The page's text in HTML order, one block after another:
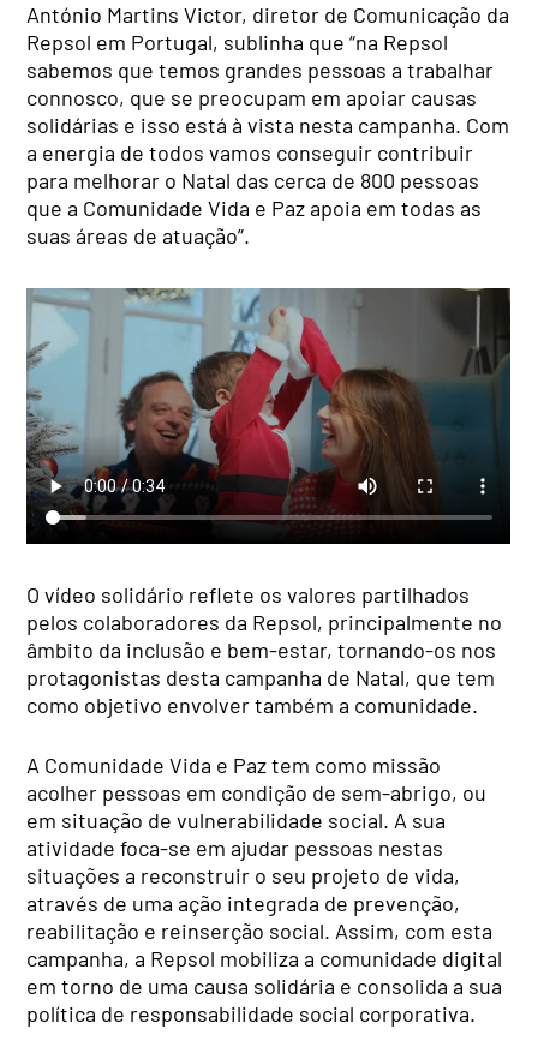
António Martins Victor, diretor de Comunicação da
Repsol em Portugal, sublinha que “na Repsol
sabemos que temos grandes pessoas a trabalhar
connosco, que se preocupam em apoiar causas
solidárias e isso está à vista nesta campanha. Com
a energia de todos vamos conseguir contribuir
para melhorar o Natal das cerca de 800 pessoas
que a Comunidade Vida e Paz apoia em todas as
suas áreas de atuação”.
O vídeo solidário reflete os valores partilhados
pelos colaboradores da Repsol, principalmente no
âmbito da inclusão e bem-estar, tornando-os nos
protagonistas desta campanha de Natal, que tem
como objetivo envolver também a comunidade.
A Comunidade Vida e Paz tem como missão
acolher pessoas em condição de sem-abrigo, ou
em situação de vulnerabilidade social. A sua
atividade foca-se em ajudar pessoas nestas
situações a reconstruir o seu projeto de vida,
através de uma ação integrada de prevenção,
reabilitação e reinserção social. Assim, com esta
campanha, a Repsol mobiliza a comunidade digital
em torno de uma causa solidária e consolida a sua
política de responsabilidade social corporativa.